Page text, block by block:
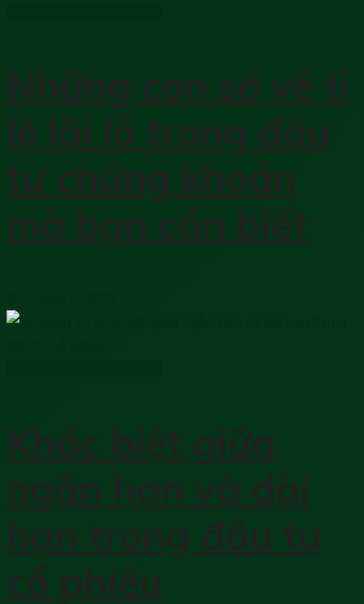
Những con số về tỉ
lệ lãi lỗ trong đầu
tư chứng khoán
mà bạn cần biết
Khác biệt giữa
ngắn hạn và dài
hạn trong đầu tư
cổ phiếu